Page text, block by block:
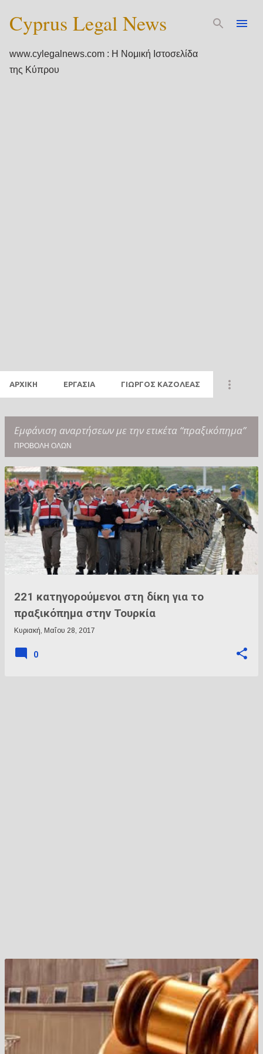
Cyprus Legal News
www.cylegalnews.com : Η Νομική Ιστοσελίδα
της Κύπρου
ΑΡΧΙΚΗ ΕΡΓΑΣΙΑ ΓΙΩΡΓΟΣ ΚΑΖΟΛΕΑΣ
Εμφάνιση αναρτήσεων με την ετικέτα πραξικόπημα
ΠΡΟΒΟΛΉ ΌΛΩΝ
Α
ν
α
ρ
τ
ή
σ
221 κατηγορούμενοι στη δίκη για το
πραξικόπημα στην Τουρκία
Κυριακή, Μαΐου 28, 2017
0